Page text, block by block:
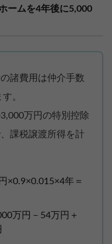
ームを4年後に5,000
諸費用は仲介手数
。
万円の特別控除
課税譲渡所得を計
×0.9×0.015×4年＝
万円－54万円＋